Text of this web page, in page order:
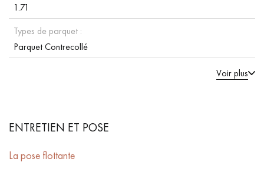
1.71
Types de parquet :
Parquet Contrecollé
Voir plus
ENTRETIEN ET POSE
La pose flottante